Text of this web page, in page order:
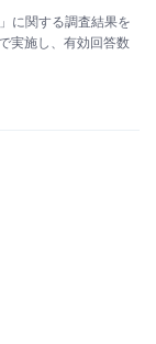
に関する調査結果を
実施し、有効回答数